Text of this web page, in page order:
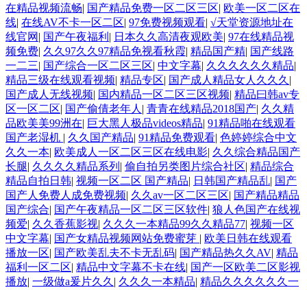
在精品视频流畅| 国产精品免费一区二区三区| 欧美一区二区在
线| 在线AV不卡一区二区| 97免费视频观看| √天堂资源地址在
线官网 | 国产午夜福利 | 日本久久高清夜观欧美| 97在线精品视
频免费| 久久97久久97精品免视看秋霞| 精品国产精| 国产线路
一二三| 国产综合一区二区三区| 中文字幕| 久久久久久久精品|
精品三级在线观看视频| 精品专区| 国产成人精品女人久久久 |
国产成人无线视频| 国内精品一区二区三区视频| 精品曰韩av专
区一区二区| 国产偷倩老年人 | 青青在线精品2018国产| 久久精
品欧美美99洲在| 巨大黑人极品videos精品| 91精品啪在线观看
国产老湿机 | 久久国产精品| 91精品免费观看| 色婷婷综合中文
久久一本| 欧美成人一区二区三区在线电影| 久久综合精品国产
长腿| 久久久久精品系列 | 偷自拍另类图片综合社区| 精品综合
精品自拍日韩| 视频一区二区 国产精品| 日韩国产精品乱| 国产
国产人免费人成免费视频| 久久av一区二区三区| 国产精品精品
国产综合| 国产午夜精品一区二区三区软件| 狼人色国产在线视
频爱| 久久香蕉影视| 久久久一本精品99久久精品77| 视频一区
中文字幕| 国产女精品视频网站免费蜜芽 | 欧美日韩在线观看
播放一区| 国产欧美乱夫不卡无乱码| 国产精品热久久AV| 精品
福利一区二区| 精品中文字幕不卡在线| 国产一区欧美二区影视
播放| 一级做a爰片久久 | 久久久一本精品| 精品久久久久久久一